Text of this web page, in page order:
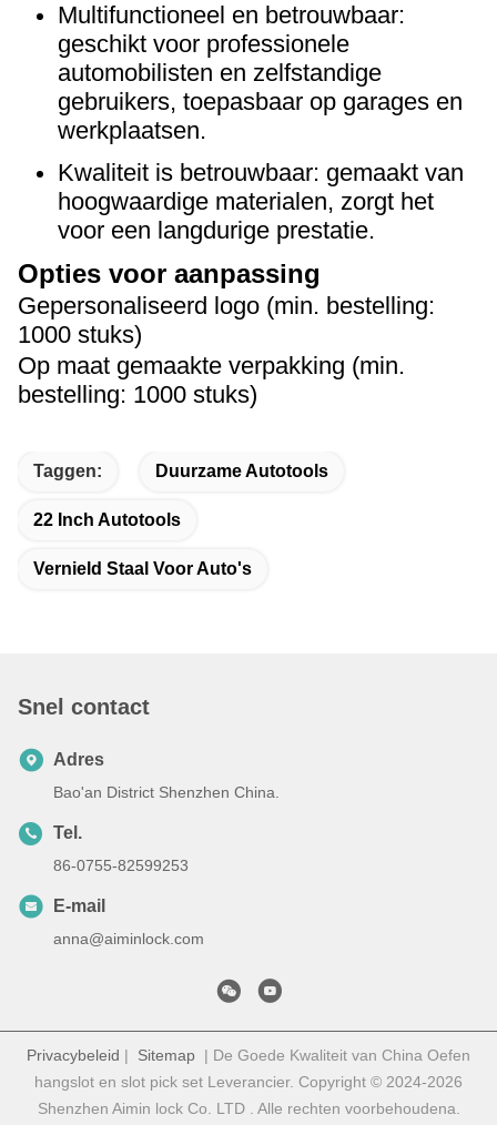
Multifunctioneel en betrouwbaar:
geschikt voor professionele
automobilisten en zelfstandige
gebruikers, toepasbaar op garages en
werkplaatsen.
Kwaliteit is betrouwbaar: gemaakt van
hoogwaardige materialen, zorgt het
voor een langdurige prestatie.
Opties voor aanpassing
Gepersonaliseerd logo (min. bestelling:
1000 stuks)
Op maat gemaakte verpakking (min.
bestelling: 1000 stuks)
Taggen: Duurzame Autotools
22 Inch Autotools
Vernield Staal Voor Auto's
Snel contact
Adres
Bao'an District Shenzhen China.
Tel.
86-0755-82599253
E-mail
anna@aiminlock.com
Privacybeleid | Sitemap | De Goede Kwaliteit van China Oefen
hangslot en slot pick set Leverancier. Copyright © 2024-2026
Shenzhen Aimin lock Co. LTD . Alle rechten voorbehoudena.